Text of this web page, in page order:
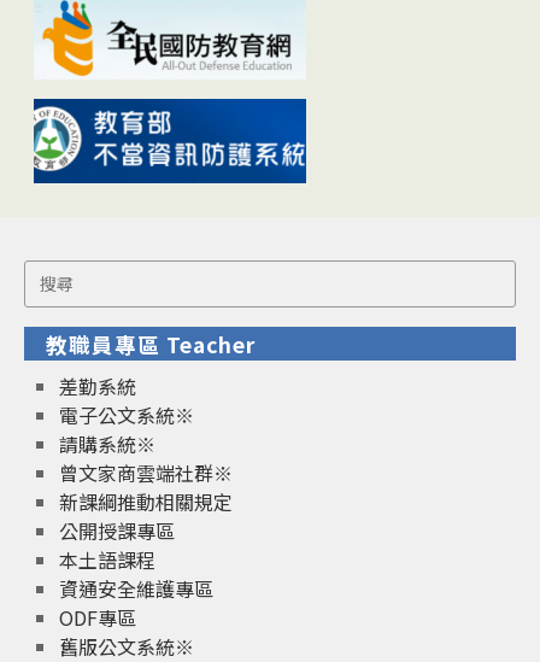
Search
for:
教職員專區 Teacher
差勤系統
電子公文系統※
請購系統※
曾文家商雲端社群※
新課綱推動相關規定
公開授課專區
本土語課程
資通安全維護專區
ODF專區
舊版公文系統※